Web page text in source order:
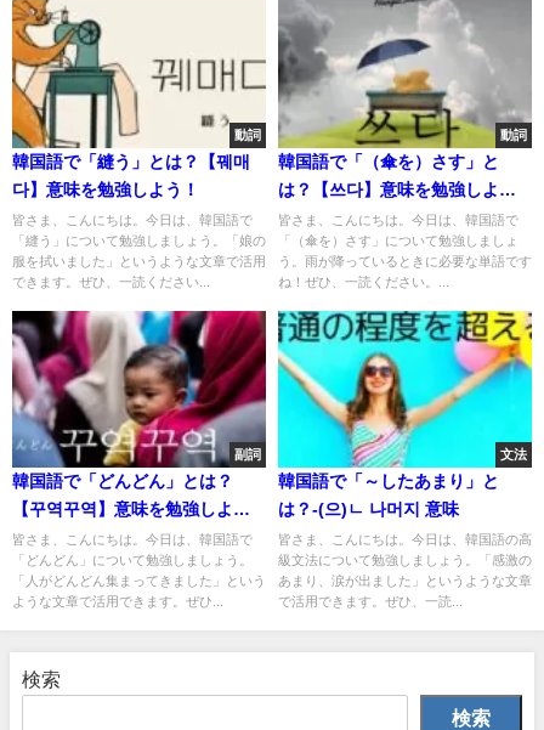
動詞
韓国語で「縫う」とは？【꿰매
다】意味を勉強しよう！
皆さま、こんにちは。今日は、韓国語で
「縫う」について勉強しましょう。「娘の
服を拭いました」というような文章で活用
できます。ぜひ、一読ください...
動詞
韓国語で「（傘を）さす」と
は？【쓰다】意味を勉強しよ
う！
皆さま、こんにちは。今日は、韓国語で
「（傘を）さす」について勉強しましょ
う。雨が降っているときに必要な単語です
ね！ぜひ、一読ください。...
副詞
韓国語で「どんどん」とは？
【꾸역꾸역】意味を勉強しよ
う！
皆さま、こんにちは。今日は、韓国語で
「どんどん」について勉強しましょう。
「人がどんどん集まってきました」という
ような文章で活用できます。ぜひ...
文法
韓国語で「～したあまり」と
は？-(으)ㄴ 나머지 意味
皆さま、こんにちは。今日は、韓国語の高
級文法について勉強しましょう。「感激の
あまり、涙が出ました」というような文章
で活用できます。ぜひ、一読...
検索
検索